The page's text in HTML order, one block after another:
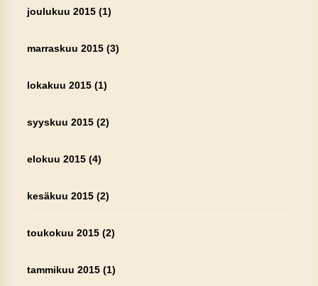
joulukuu 2015(1)
marraskuu 2015(3)
lokakuu 2015(1)
syyskuu 2015(2)
elokuu 2015(4)
kesäkuu 2015(2)
toukokuu 2015(2)
tammikuu 2015(1)